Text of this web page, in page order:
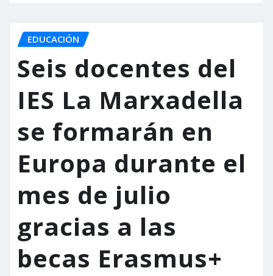
EDUCACIÓN
Seis docentes del
IES La Marxadella
se formarán en
Europa durante el
mes de julio
gracias a las
becas Erasmus+